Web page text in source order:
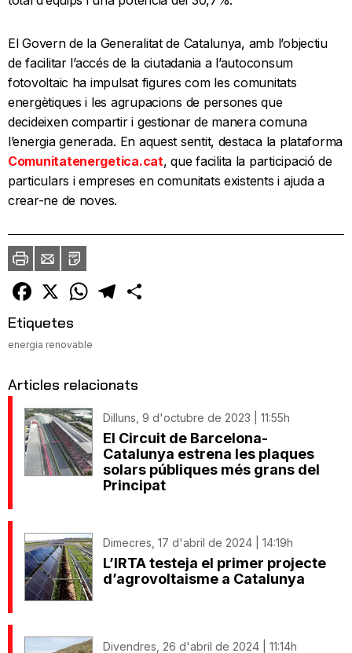
El Govern de la Generalitat de Catalunya, amb l’objectiu
de facilitar l’accés de la ciutadania a l’autoconsum
fotovoltaic ha impulsat figures com les comunitats
energètiques i les agrupacions de persones que
decideixen compartir i gestionar de manera comuna
l’energia generada. En aquest sentit, destaca la plataforma
Comunitatenergetica.cat, que facilita la participació de
particulars i empreses en comunitats existents i ajuda a
crear-ne de noves.
ImprimirEnvia
un
amic
PDF
Facebook
X WhatsAppTelegram
Etiquetes
energia renovable
Articles relacionats
Dilluns, 9 d'octubre de 2023 | 11:55h
El Circuit de Barcelona-
Catalunya estrena les plaques
solars públiques més grans del
Principat
Dimecres, 17 d'abril de 2024 | 14:19h
L’IRTA testeja el primer projecte
d’agrovoltaisme a Catalunya
Divendres, 26 d'abril de 2024 | 11:14h